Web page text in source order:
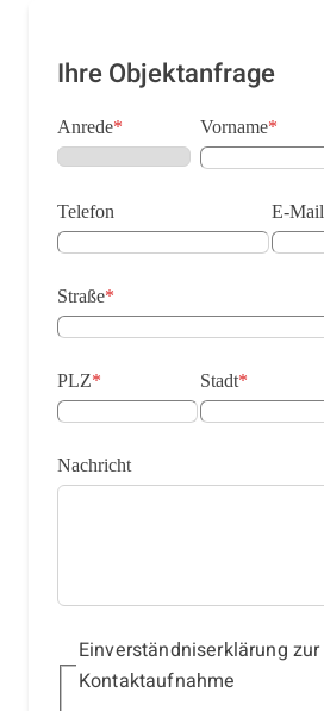
Ihre Objektanfrage
Anrede* Vorname*
Telefon E-Mail
Straße*
PLZ* Stadt*
Nachricht
Einverständniserklärung zur
Kontaktaufnahme